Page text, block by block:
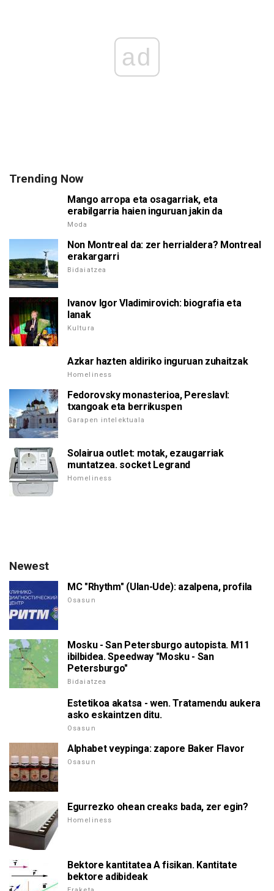
ad
Trending Now
Mango arropa eta osagarriak, eta
erabilgarria haien inguruan jakin da
Moda
Non Montreal da: zer herrialdera? Montreal
erakargarri
Bidaiatzea
Ivanov Igor Vladimirovich: biografia eta
lanak
Kultura
Azkar hazten aldiriko inguruan zuhaitzak
Homeliness
Fedorovsky monasterioa, Pereslavl:
txangoak eta berrikuspen
Garapen intelektuala
Solairua outlet: motak, ezaugarriak
muntatzea. socket Legrand
Homeliness
Newest
MC "Rhythm" (Ulan-Ude): azalpena, profila
Osasun
Mosku - San Petersburgo autopista. M11
ibilbidea. Speedway "Mosku - San
Petersburgo"
Bidaiatzea
Estetikoa akatsa - wen. Tratamendu aukera
asko eskaintzen ditu.
Osasun
Alphabet veypinga: zapore Baker Flavor
Osasun
Egurrezko ohean creaks bada, zer egin?
Homeliness
Bektore kantitatea A fisikan. Kantitate
bektore adibideak